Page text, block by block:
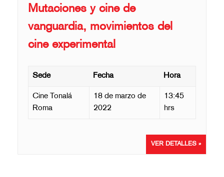
Mutaciones y cine de
vanguardia, movimientos del
cine experimental
Sede Fecha Hora
Cine Tonalá
Roma
18 de marzo de
2022
13:45
hrs
VER DETALLES »